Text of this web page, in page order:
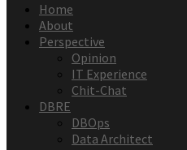
Home
About
Perspective
Opinion
IT Experience
Chit-Chat
DBRE
DBOps
Data Architect